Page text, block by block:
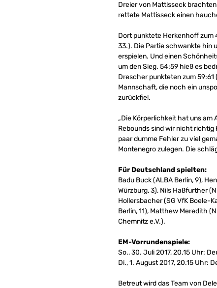
Dreier von Mattisseck
rettete Mattisseck einen
Dort punktete Herkenhoff zum
33.). Die Partie schwankte hin
erspielen. Und einen
um den Sieg. 54:59 hieß es
Drescher punkteten zum 59:61
Mannschaft, die noch ein
zurückfiel.
„Die Körperlichkeit hat uns
Rebounds sind wir nicht
paar dumme Fehler zu viel
Montenegro zulegen. Die
Für Deutschland spielten:
Badu Buck (ALBA Berlin, 9),
Würzburg, 3), Nils Haßfurther
Hollersbacher (SG VfK Boele-
Berlin, 11), Matthew Meredith
Chemnitz e.V.).
EM-Vorrundenspiele:
So., 30. Juli 2017, 20.15 Uhr:
Di., 1. August 2017, 20.15 Uhr:
Betreut wird das Team von